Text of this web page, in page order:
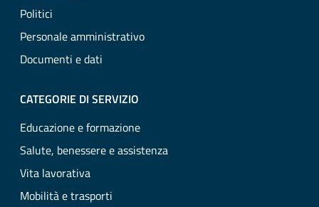
Politici
Personale amministrativo
Documenti e dati
CATEGORIE DI SERVIZIO
Educazione e formazione
Salute, benessere e assistenza
Vita lavorativa
Mobilità e trasporti